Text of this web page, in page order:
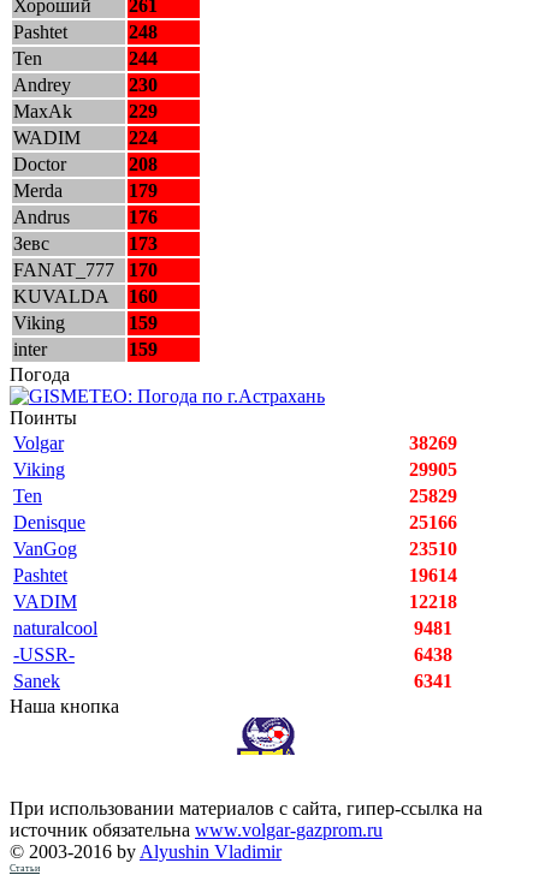
Хороший
261
Pashtet
248
Ten
244
Andrey
230
MaxAk
229
WADIM
224
Doctor
208
Merda
179
Andrus
176
Зевс
173
FANAT_777
170
KUVALDA
160
Viking
159
inter
159
Погода
Поинты
Volgar
38269
Viking
29905
Ten
25829
Denisque
25166
VanGog
23510
Pashtet
19614
VADIM
12218
naturalcool
9481
-USSR-
6438
Sanek
6341
Наша кнопка
При использовании материалов с сайта, гипер-ссылка на
источник обязательна www.volgar-gazprom.ru
© 2003-2016 by Alyushin Vladimir
Статьи